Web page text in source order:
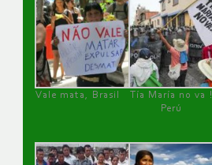
Vale mata, Brasil
Tía María no va !
Perú